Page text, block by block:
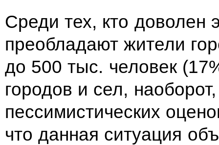
Среди тех, кто доволен
преобладают жители
до 500 тыс. человек
городов и сел,
пессимистических
что данная ситуация